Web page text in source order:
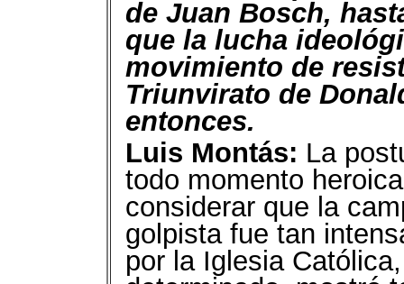
de Juan Bosch,
que la lucha
movimiento de
Triunvirato de
entonces.
Luis Montás: La
todo momento
considerar que la
golpista fue tan
por la Iglesia